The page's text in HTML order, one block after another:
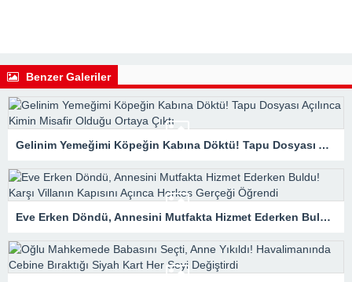
Benzer Galeriler
Gelinim Yemeğimi Köpeğin Kabına Döktü! Tapu Dosyası Açılınca Kimin Misafir Olduğu Ortaya Çıktı
Eve Erken Döndü, Annesini Mutfakta Hizmet Ederken Buldu! Karşı Villanın Kapısını Açınca Herkes Gerçeği Öğrendi